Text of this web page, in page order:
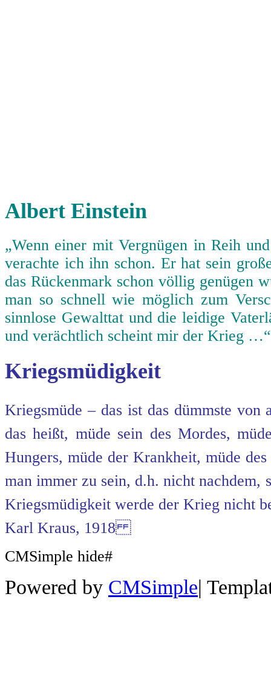
Albert Einstein
„Wenn einer mit Vergnügen in Reih
verachte ich ihn schon. Er hat sein
das Rückenmark schon völlig genügen
man so schnell wie möglich zum
sinnlose Gewalttat und die leidige
und verächtlich scheint mir der Krieg
Kriegsmüdigkeit
Kriegsmüde – das ist das dümmste
das heißt, müde sein des Mordes,
Hungers, müde der Krankheit, müde
man immer zu sein, d.h. nicht nachdem,
Kriegsmüdigkeit werde der Krieg nicht
Karl Kraus, 1918
CMSimple hide#
Powered by CMSimple|